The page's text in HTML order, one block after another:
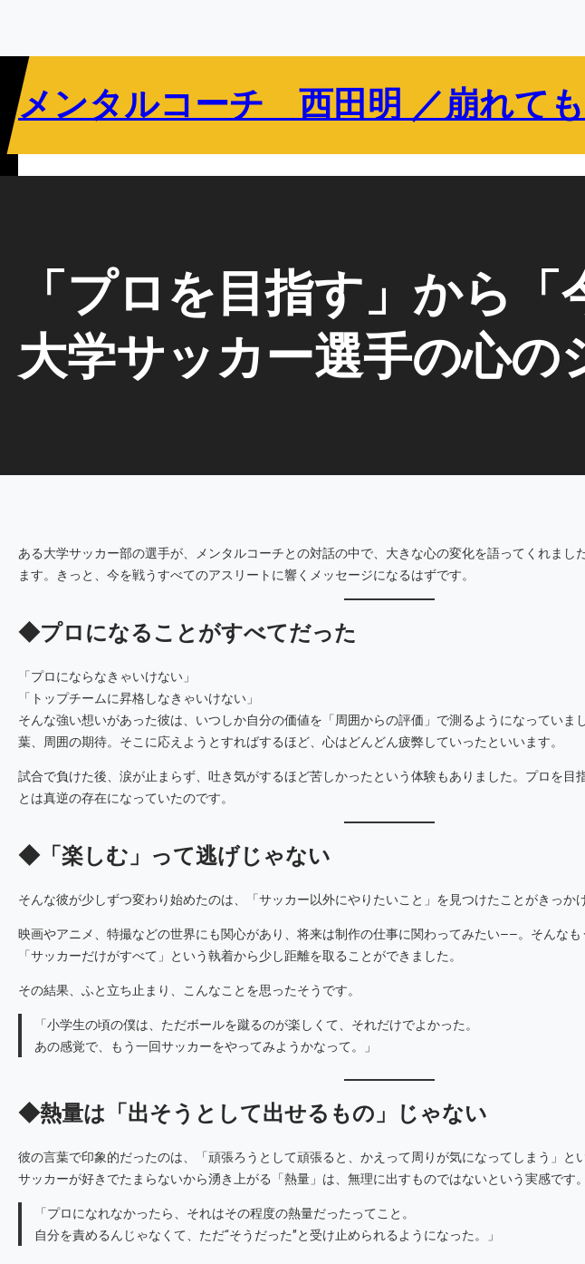
を
プ
メンタルコーチ 西田明 ／崩れて
「プロを目指す」から
大学サッカー選手の心の
ある大学サッカー部の選手が、メンタルコーチとの対話の中で、大きな心の変化を語ってくれまし
ます。きっと、今を戦うすべてのアスリートに響くメッセージになるはずです。
◆プロになることがすべてだった
「プロにならなきゃいけない」
「トップチームに昇格しなきゃいけない」
そんな強い想いがあった彼は、いつしか自分の価値を「周囲からの評価」で測るようになっていま
葉、周囲の期待。そこに応えようとすればするほど、心はどんどん疲弊していったといいます。
試合で負けた後、涙が止まらず、吐き気がするほど苦しかったという体験もありました。プロを目
とは真逆の存在になっていたのです。
◆「楽しむ」って逃げじゃない
そんな彼が少しずつ変わり始めたのは、「サッカー以外にやりたいこと」を見つけたことがきっか
映画やアニメ、特撮などの世界にも関心があり、将来は制作の仕事に関わってみたい――。そんなも
「サッカーだけがすべて」という執着から少し距離を取ることができました。
その結果、ふと立ち止まり、こんなことを思ったそうです。
「小学生の頃の僕は、ただボールを蹴るのが楽しくて、それだけでよかった。
あの感覚で、もう一回サッカーをやってみようかなって。」
◆熱量は「出そうとして出せるもの」じゃない
彼の言葉で印象的だったのは、「頑張ろうとして頑張ると、かえって周りが気になってしまう」と
サッカーが好きでたまらないから湧き上がる「熱量」は、無理に出すものではないという実感です。
「プロになれなかったら、それはその程度の熱量だったってこと。
自分を責めるんじゃなくて、ただ“そうだった”と受け止められるようになった。」